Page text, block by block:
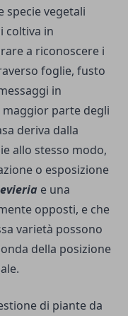
specie vegetali
coltiva in
a riconoscere i
foglie, fusto
in
parte degli
deriva dalla
allo stesso modo,
o esposizione
e una
opposti, e che
varietà possono
della posizione
di piante da